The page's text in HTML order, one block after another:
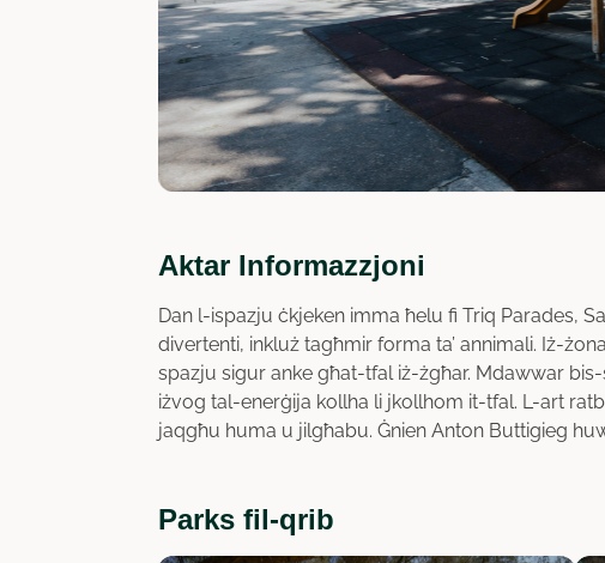
Aktar Informazzjoni
Dan l-ispazju ċkjeken imma ħelu fi Triq Parades,
divertenti, inkluż tagħmir forma ta’ annimali. Iż-
spazju sigur anke għat-tfal iż-żgħar. Mdawwar
iżvog tal-enerġija kollha li jkollhom it-tfal. L-art
jaqgħu huma u jilgħabu. Ġnien Anton Buttigieg
Parks fil-qrib